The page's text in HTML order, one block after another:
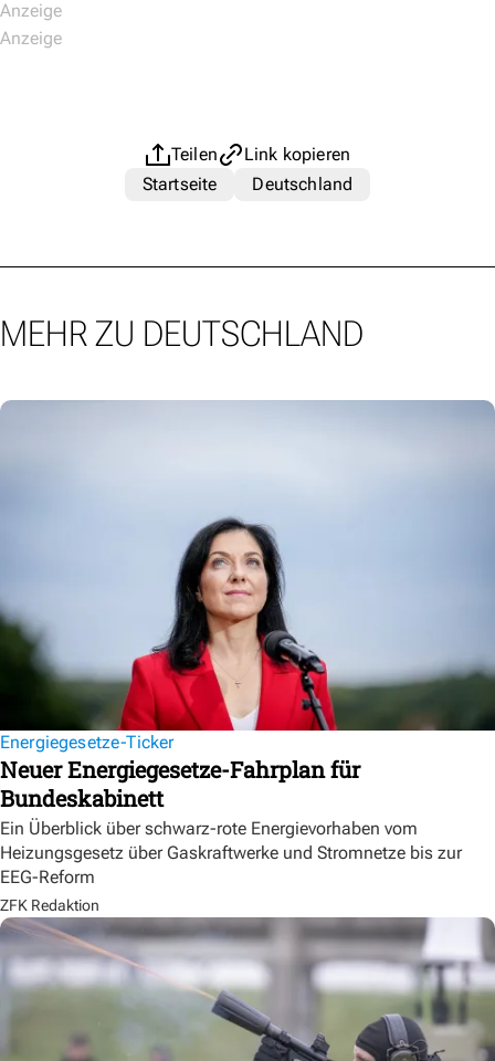
Teilen
Link kopieren
Startseite
Deutschland
MEHR ZU DEUTSCHLAND
Energiegesetze-Ticker
Neuer Energiegesetze-Fahrplan für
Bundeskabinett
Ein Überblick über schwarz-rote Energievorhaben vom
Heizungsgesetz über Gaskraftwerke und Stromnetze bis zur
EEG-Reform
ZFK Redaktion